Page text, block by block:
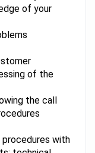
of your
of the
the call
procedures with